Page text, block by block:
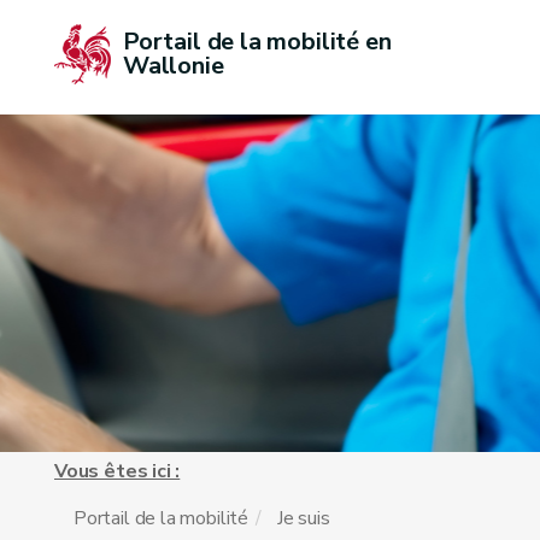
Portail de la mobilité en
Wallonie
Vous êtes ici :
Portail de la mobilité
Je suis